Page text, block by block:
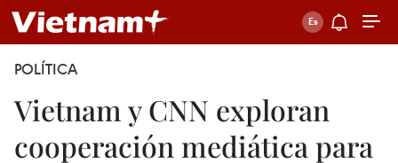
POLÍTICA
Vietnam y CNN exploran
cooperación mediática para